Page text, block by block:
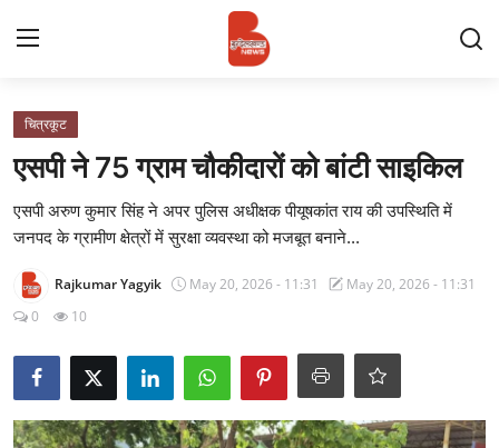
Contact
प्रमुख ख़बर
अपना शहर
राज्य
बुन्देलखण्ड
चित्रकूट
एसपी ने 75 ग्राम चौकीदारों को बांटी साइकिल
एसपी अरुण कुमार सिंह ने अपर पुलिस अधीक्षक पीयूषकांत राय की उपस्थिति में
जनपद के ग्रामीण क्षेत्रों में सुरक्षा व्यवस्था को मजबूत बनाने...
Rajkumar Yagyik May 20, 2026 - 11:31
May 20, 2026 - 11:31
0
10